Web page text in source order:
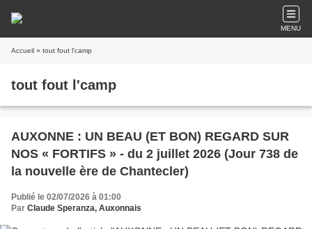
MENU
Accueil » tout fout l'camp
tout fout l'camp
AUXONNE : UN BEAU (ET BON) REGARD SUR
NOS « FORTIFS » - du 2 juillet 2026 (Jour 738 de
la nouvelle ère de Chantecler)
Publié le 02/07/2026 à 01:00
Par Claude Speranza, Auxonnais